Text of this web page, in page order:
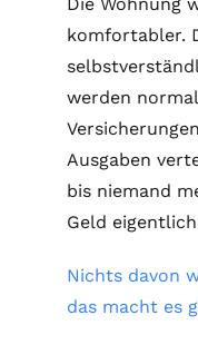
komfortabler.
werden
Ausgaben
bis niemand
Geld
Nichts davon
das macht es